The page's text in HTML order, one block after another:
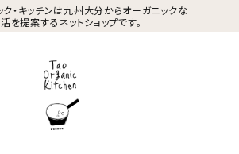
ク・キッチンは九州大分からオーガニックな
を提案するネットショップです。